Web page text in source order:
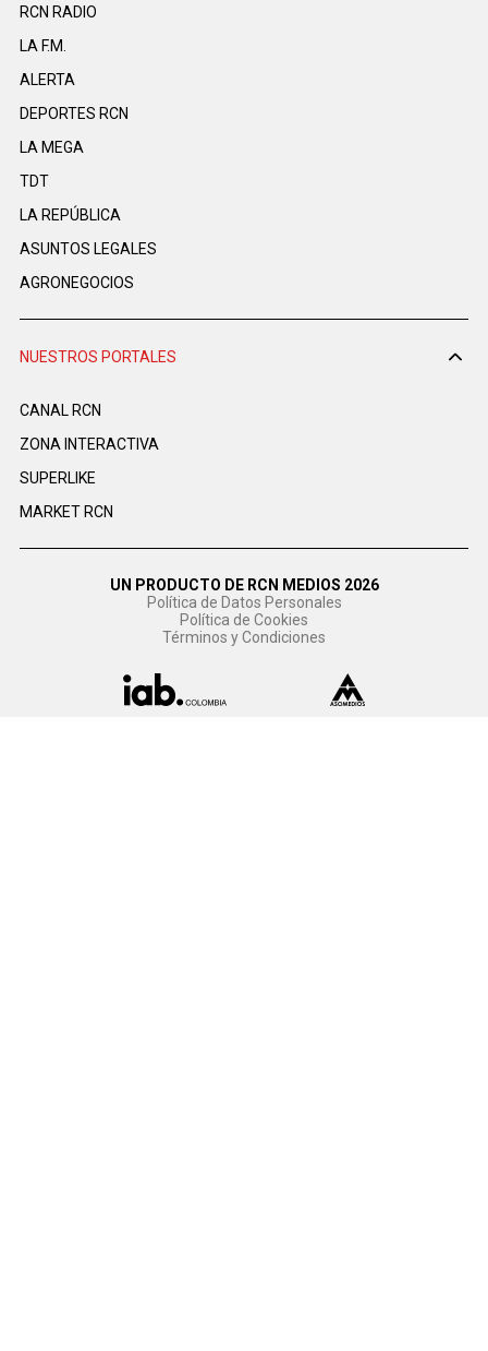
RCN RADIO
LA F.M.
ALERTA
DEPORTES RCN
LA MEGA
TDT
LA REPÚBLICA
ASUNTOS LEGALES
AGRONEGOCIOS
NUESTROS PORTALES
CANAL RCN
ZONA INTERACTIVA
SUPERLIKE
MARKET RCN
UN PRODUCTO DE RCN MEDIOS 2026
Política de Datos Personales
Política de Cookies
Términos y Condiciones